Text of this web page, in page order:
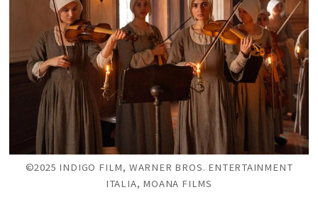
©2025 INDIGO FILM, WARNER BROS. ENTERTAINMENT
ITALIA, MOANA FILMS